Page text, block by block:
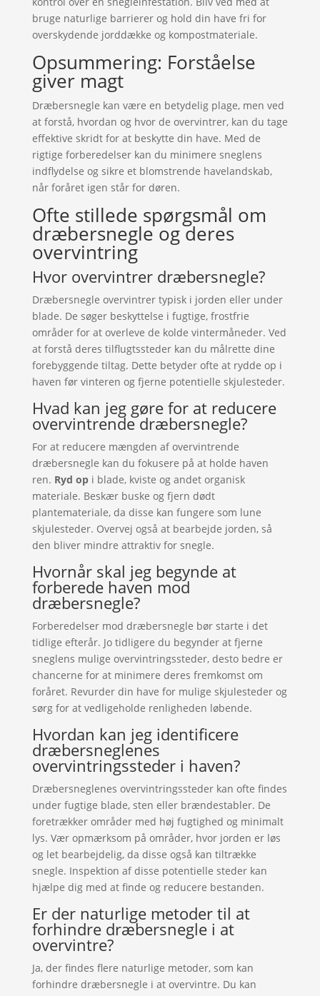
bruge naturlige barrierer og hold din have fri for
overskydende jorddække og kompostmateriale.
Opsummering: Forståelse
giver magt
Dræbersnegle kan være en betydelig plage, men ved
at forstå, hvordan og hvor de overvintrer, kan du tage
effektive skridt for at beskytte din have. Med de
rigtige forberedelser kan du minimere sneglens
indflydelse og sikre et blomstrende havelandskab,
når foråret igen står for døren.
Ofte stillede spørgsmål om
dræbersnegle og deres
overvintring
Hvor overvintrer dræbersnegle?
Dræbersnegle overvintrer typisk i jorden eller under
blade. De søger beskyttelse i fugtige, frostfrie
områder for at overleve de kolde vintermåneder. Ved
at forstå deres tilflugtssteder kan du målrette dine
forebyggende tiltag. Dette betyder ofte at rydde op i
haven før vinteren og fjerne potentielle skjulesteder.
Hvad kan jeg gøre for at reducere
overvintrende dræbersnegle?
For at reducere mængden af overvintrende
dræbersnegle kan du fokusere på at holde haven
ren. Ryd opi blade, kviste og andet organisk
materiale. Beskær buske og fjern dødt
plantemateriale, da disse kan fungere som lune
skjulesteder. Overvej også at bearbejde jorden, så
den bliver mindre attraktiv for snegle.
Hvornår skal jeg begynde at
forberede haven mod
dræbersnegle?
Forberedelser mod dræbersnegle bør starte i det
tidlige efterår. Jo tidligere du begynder at fjerne
sneglens mulige overvintringssteder, desto bedre er
chancerne for at minimere deres fremkomst om
foråret. Revurder din have for mulige skjulesteder og
sørg for at vedligeholde renligheden løbende.
Hvordan kan jeg identificere
dræbersneglenes
overvintringssteder i haven?
Dræbersneglenes overvintringssteder kan ofte findes
under fugtige blade, sten eller brændestabler. De
foretrækker områder med høj fugtighed og minimalt
lys. Vær opmærksom på områder, hvor jorden er løs
og let bearbejdelig, da disse også kan tiltrække
snegle. Inspektion af disse potentielle steder kan
hjælpe dig med at finde og reducere bestanden.
Er der naturlige metoder til at
forhindre dræbersnegle i at
overvintre?
Ja, der findes flere naturlige metoder, som kan
forhindre dræbersnegle i at overvintre. Du kan